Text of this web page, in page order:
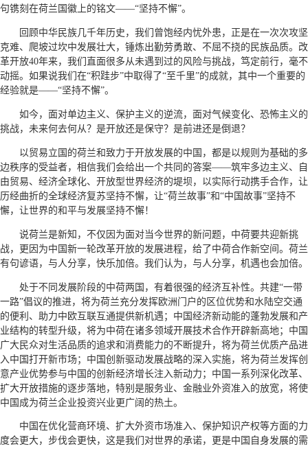
句镌刻在荷兰国徽上的铭文——“坚持不懈”。
回顾中华民族几千年历史，我们曾饱经内忧外患，正是在一次次攻坚
克难、爬坡过坎中发展壮大，锤炼出勤劳勇敢、不屈不挠的民族品质。改
革开放40年来，我们直面很多从未遇到过的风险与挑战，笃定前行，毫不
动摇。如果说我们在“积跬步”中取得了“至千里”的成就，其中一个重要的
经验就是——“坚持不懈”。
如今，面对单边主义、保护主义的逆流，面对气候变化、恐怖主义的
挑战，未来何去何从？是开放还是保守？是前进还是倒退？
以贸易立国的荷兰和致力于开放发展的中国，都是以规则为基础的多
边秩序的受益者，相信我们会给出一个共同的答案——筑牢多边主义、自
由贸易、经济全球化、开放型世界经济的堤坝，以实际行动携手合作，让
历经曲折的全球经济复苏坚持不懈，让“荷兰故事”和“中国故事”坚持不
懈，让世界的和平与发展坚持不懈！
说荷兰是新知，不仅因为面对当今世界的新问题，中荷要共迎新挑
战，更因为中国新一轮改革开放的发展进程，给了中荷合作新空间。荷兰
有句谚语，与人分享，快乐加倍。我们认为，与人分享，机遇也会加倍。
处于不同发展阶段的中荷两国，有着很强的经济互补性。共建“一带
一路”倡议的推进，将为荷兰充分发挥欧洲门户的区位优势和水陆空交通
的便利、助力中欧互联互通提供新机遇；中国经济新动能的蓬勃发展和产
业结构的转型升级，将为中荷在诸多领域开展技术合作开辟新高地；中国
广大民众对生活品质的追求和消费能力的不断提升，将为荷兰优质产品进
入中国打开新市场；中国创新驱动发展战略的深入实施，将为荷兰发挥创
意产业优势参与中国的创新经济增长注入新动力；中国一系列深化改革、
扩大开放措施的逐步落地，特别是服务业、金融业外资准入的放宽，将使
中国成为荷兰企业投资兴业更广阔的热土。
中国在优化营商环境、扩大外资市场准入、保护知识产权等方面的力
度会更大，步伐会更快，这是我们对世界的承诺，更是中国自身发展的需